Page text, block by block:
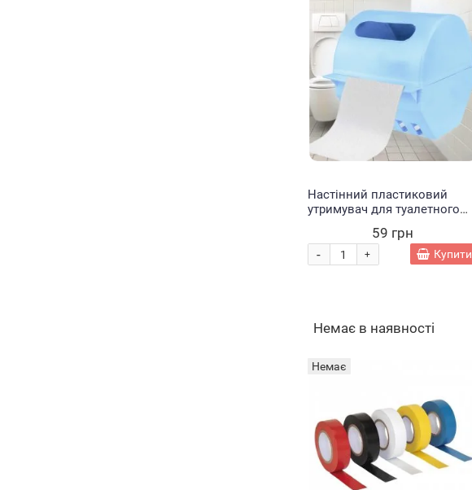
Настінний пластиковий
утримувач для туалетного
Блакитний (DRK)
59 грн
+
- Купити
Немає в наявності
Немає